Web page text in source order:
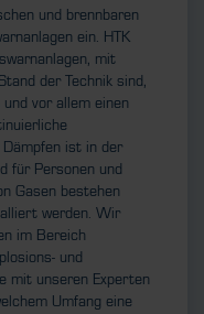
und brennbaren
ein. HTK
mit
der Technik sind,
vor allem einen
Dämpfen ist in der
für Personen und
Gasen bestehen
werden. Wir
im Bereich
und
mit unseren Experten
Umfang eine